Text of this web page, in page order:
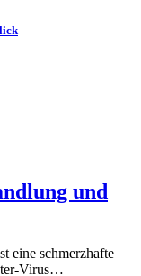
und
eine schmerzhafte
Virus…